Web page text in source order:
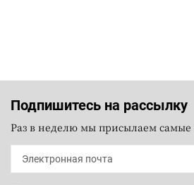
Подпишитесь на рассылку
Раз в неделю мы присылаем самые